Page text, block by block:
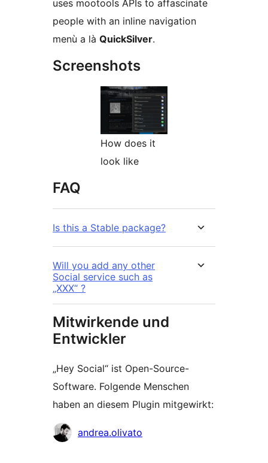
uses mootools APIs to affascinate
people with an inline navigation
menù a là QuickSilver.
Screenshots
How does it
look like
FAQ
Is this a Stable package?
Will you add any other
Social service such as
„XXX“ ?
Mitwirkende und
Entwickler
„Hey Social“ ist Open-Source-
Software. Folgende Menschen
haben an diesem Plugin mitgewirkt:
Mitwirkende
andrea.olivato